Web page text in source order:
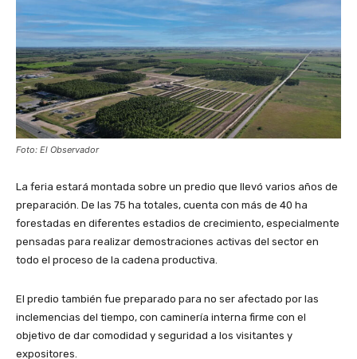
Foto: El Observador
La feria estará montada sobre un predio que llevó varios años de
preparación. De las 75 ha totales, cuenta con más de 40 ha
forestadas en diferentes estadios de crecimiento, especialmente
pensadas para realizar demostraciones activas del sector en
todo el proceso de la cadena productiva.
El predio también fue preparado para no ser afectado por las
inclemencias del tiempo, con caminería interna firme con el
objetivo de dar comodidad y seguridad a los visitantes y
expositores.